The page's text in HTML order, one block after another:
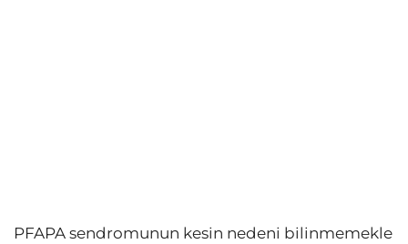
PFAPA sendromunun kesin nedeni bilinmemekle